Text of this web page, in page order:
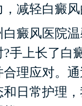
减轻白癜风
风医院温
?手上长了白
合理应对。
和日常护理